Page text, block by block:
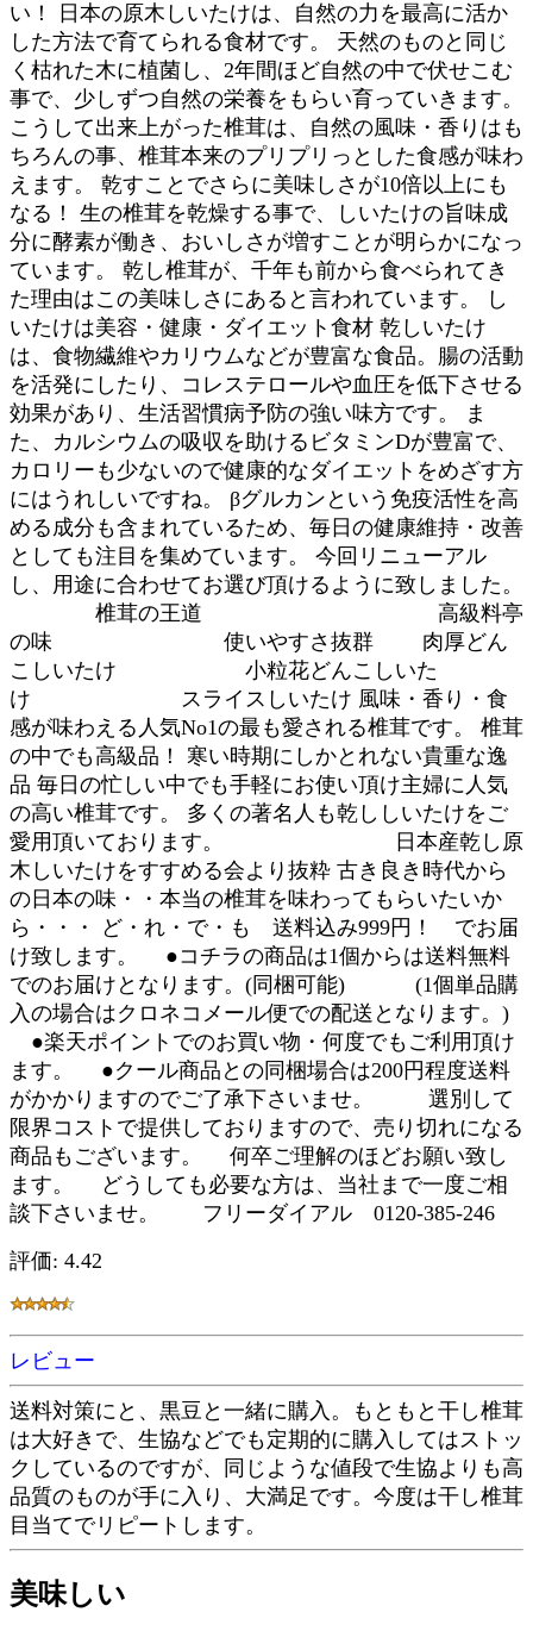
い！ 日本の原木しいたけは、自然の力を最高に活か
した方法で育てられる食材です。 天然のものと同じ
く枯れた木に植菌し、2年間ほど自然の中で伏せこむ
事で、少しずつ自然の栄養をもらい育っていきます。
こうして出来上がった椎茸は、自然の風味・香りはも
ちろんの事、椎茸本来のプリプリっとした食感が味わ
えます。 乾すことでさらに美味しさが10倍以上にも
なる！ 生の椎茸を乾燥する事で、しいたけの旨味成
分に酵素が働き、おいしさが増すことが明らかになっ
ています。 乾し椎茸が、千年も前から食べられてき
た理由はこの美味しさにあると言われています。 し
いたけは美容・健康・ダイエット食材 乾しいたけ
は、食物繊維やカリウムなどが豊富な食品。腸の活動
を活発にしたり、コレステロールや血圧を低下させる
効果があり、生活習慣病予防の強い味方です。 ま
た、カルシウムの吸収を助けるビタミンDが豊富で、
カロリーも少ないので健康的なダイエットをめざす方
にはうれしいですね。 βグルカンという免疫活性を高
める成分も含まれているため、毎日の健康維持・改善
としても注目を集めています。 今回リニューアル
し、用途に合わせてお選び頂けるように致しました。
椎茸の王道 高級料亭
の味 使いやすさ抜群 肉厚どん
こしいたけ 小粒花どんこしいた
け スライスしいたけ 風味・香り・食
感が味わえる人気No1の最も愛される椎茸です。 椎茸
の中でも高級品！ 寒い時期にしかとれない貴重な逸
品 毎日の忙しい中でも手軽にお使い頂け主婦に人気
の高い椎茸です。 多くの著名人も乾ししいたけをご
愛用頂いております。 日本産乾し原
木しいたけをすすめる会より抜粋 古き良き時代から
の日本の味・・本当の椎茸を味わってもらいたいか
ら・・・ ど・れ・で・も 送料込み999円！ でお届
け致します。 ●コチラの商品は1個からは送料無料
でのお届けとなります。(同梱可能) (1個単品購
入の場合はクロネコメール便での配送となります。)
●楽天ポイントでのお買い物・何度でもご利用頂け
ます。 ●クール商品との同梱場合は200円程度送料
がかかりますのでご了承下さいませ。 選別して
限界コストで提供しておりますので、売り切れになる
商品もございます。 何卒ご理解のほどお願い致し
ます。 どうしても必要な方は、当社まで一度ご相
談下さいませ。 フリーダイアル 0120-385-246
評価: 4.42
レビュー
送料対策にと、黒豆と一緒に購入。もともと干し椎茸
は大好きで、生協などでも定期的に購入してはストッ
クしているのですが、同じような値段で生協よりも高
品質のものが手に入り、大満足です。今度は干し椎茸
目当てでリピートします。
美味しい